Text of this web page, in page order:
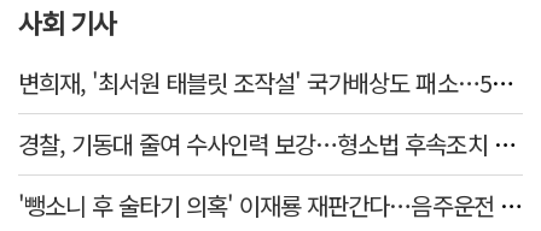
사회 기사
변희재, '최서원 태블릿 조작설' 국가배상도 패소…5천만원 청구 기각
경찰, 기동대 줄여 수사인력 보강…형소법 후속조치 본격화
'뺑소니 후 술타기 의혹' 이재룡 재판간다…음주운전 혐의 제외